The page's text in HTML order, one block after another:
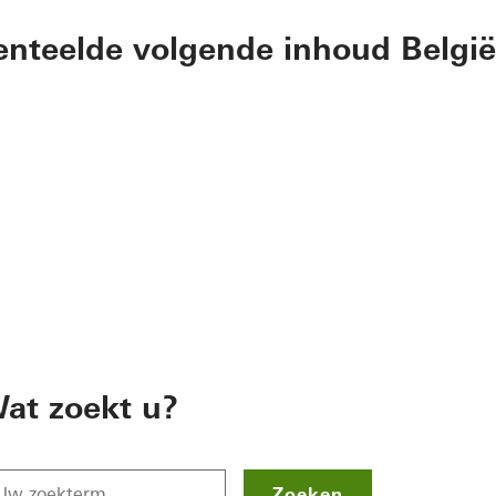
volgende inhoud België
zoekt u?